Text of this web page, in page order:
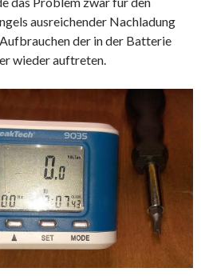
ausreichender Nachladung
der in der Batterie
wieder auftreten.